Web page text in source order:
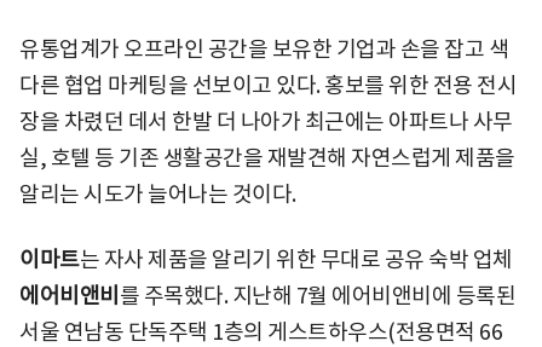
유통업계가 오프라인 공간을 보유한 기업과 손을 잡고 색
다른 협업 마케팅을 선보이고 있다. 홍보를 위한 전용 전시
장을 차렸던 데서 한발 더 나아가 최근에는 아파트나 사무
실, 호텔 등 기존 생활공간을 재발견해 자연스럽게 제품을
알리는 시도가 늘어나는 것이다.
이마트는 자사 제품을 알리기 위한 무대로 공유 숙박 업체
에어비앤비 를 주목했다. 지난해 7월 에어비앤비에 등록된
서울 연남동 단독주택 1층의 게스트하우스(전용면적 66